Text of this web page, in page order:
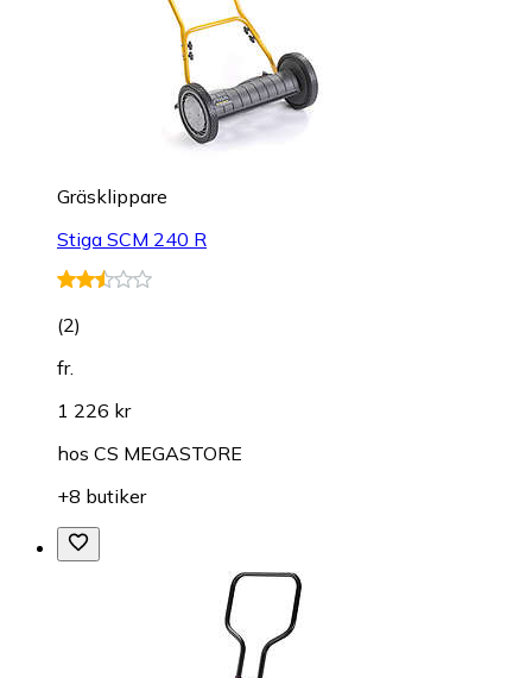
Gräsklippare
Stiga SCM 240 R
(2)
fr.
1 226 kr
hos CS MEGASTORE
+8 butiker